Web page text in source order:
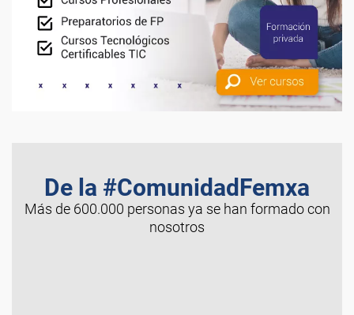
De la #ComunidadFemxa
Más de 600.000 personas ya se han formado con
nosotros